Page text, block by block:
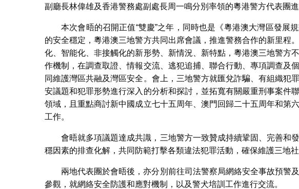
副廳長林偉雄及香港警務處副處長周一鳴分別率領的粵港警方代表團進
本次會晤的召開正值“雙慶”之年，同時也是《粵港澳大灣區發展
的安全穩定，粵港澳三地警方共同出席會議，推進警務合作的新里程
化、智能化、非接觸化的新形勢、新情況、新特點，粵港澳三地警方
作機制，在調查取證、情報交流、逃犯追捕、聯合行動、專項調查及
同維護灣區共融及灣區安全。會上，三地警方就匯兌詐騙、有組織犯
安議題和犯罪形勢進行深入的分析和探討，並拓寬有關嚴重刑事案件
領域，且重點商討新中國成立七十五周年、澳門回歸二十五周年和第
工作。
會晤就多項議題達成共識，三地警方一致贊成持續鞏固、完善和
穩因素的排查化解，共同防範打擊各類違法犯罪活動，確保維護三地
兩地代表團於會晤後，亦分別前往司法警察局網絡安全事故預警
參觀，就網絡安全防護和應對機制，以及警犬培訓工作進行交流。